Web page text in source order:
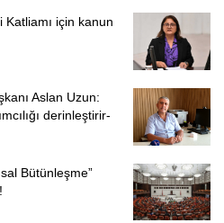
Katliamı için kanun
Aslan Uzun:
derinleştirir-
Bütünleşme”